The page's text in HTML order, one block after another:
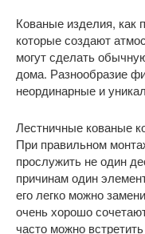
Кованые изделия, как
которые создают
могут сделать
дома. Разнообразие
неординарные и
Лестничные кованые
При правильном
прослужить не один
причинам один
его легко можно
очень хорошо
часто можно